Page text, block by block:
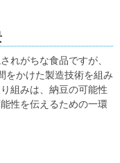
れがちな食品ですが、
をかけた製造技術を組み
組みは、納豆の可能性
性を伝えるための一環